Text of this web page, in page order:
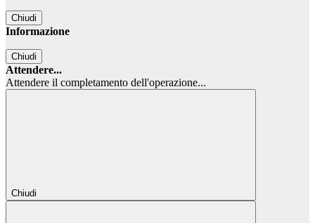
Chiudi
Informazione
Chiudi
Attendere...
Attendere il completamento dell'operazione...
Chiudi